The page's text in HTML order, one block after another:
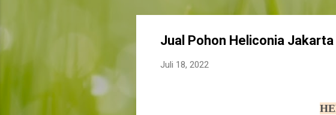
Jual Pohon Heliconia
Juli 18, 2022